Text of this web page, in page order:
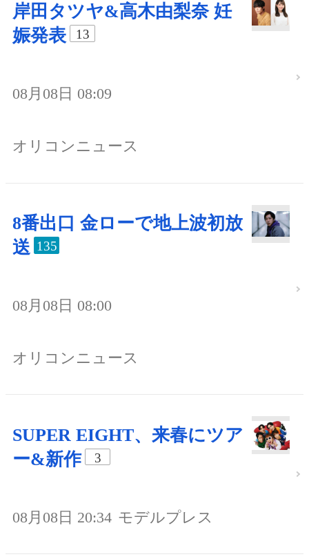
岸田タツヤ&高木由梨奈 妊
娠発表
13
08月08日 08:09
オリコンニュース
8番出口 金ローで地上波初放
送 135
08月08日 08:00
オリコンニュース
SUPER EIGHT、来春にツア
ー&新作
3
08月08日 20:34 モデルプレス